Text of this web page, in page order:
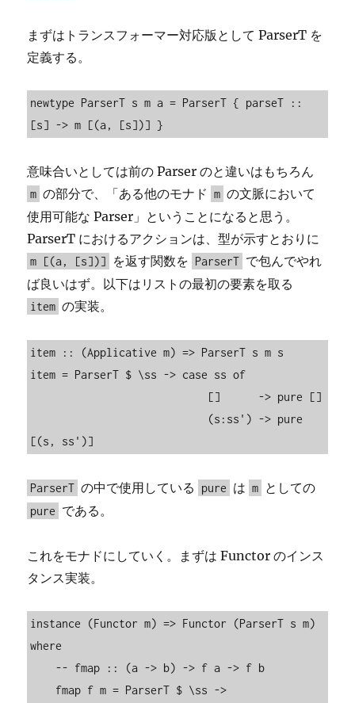
まずはトランスフォーマー対応版として ParserT を
定義する。
newtype ParserT s m a = ParserT { parseT ::
[s] -> m [(a, [s])] }
意味合いとしては前の Parser のと違いはもちろん
m の部分で、「ある他のモナド m の文脈において
使用可能な Parser」ということになると思う。
ParserT におけるアクションは、型が示すとおりに
m [(a, [s])] を返す関数を ParserT で包んでやれ
ば良いはず。以下はリストの最初の要素を取る
item の実装。
item :: (Applicative m) => ParserT s m s
item = ParserT $ \ss -> case ss of
[(s, ss')]
ParserT の中で使用している pure は m としての
pure である。
これをモナドにしていく。まずは Functor のインス
タンス実装。
instance (Functor m) => Functor (ParserT s m)
where